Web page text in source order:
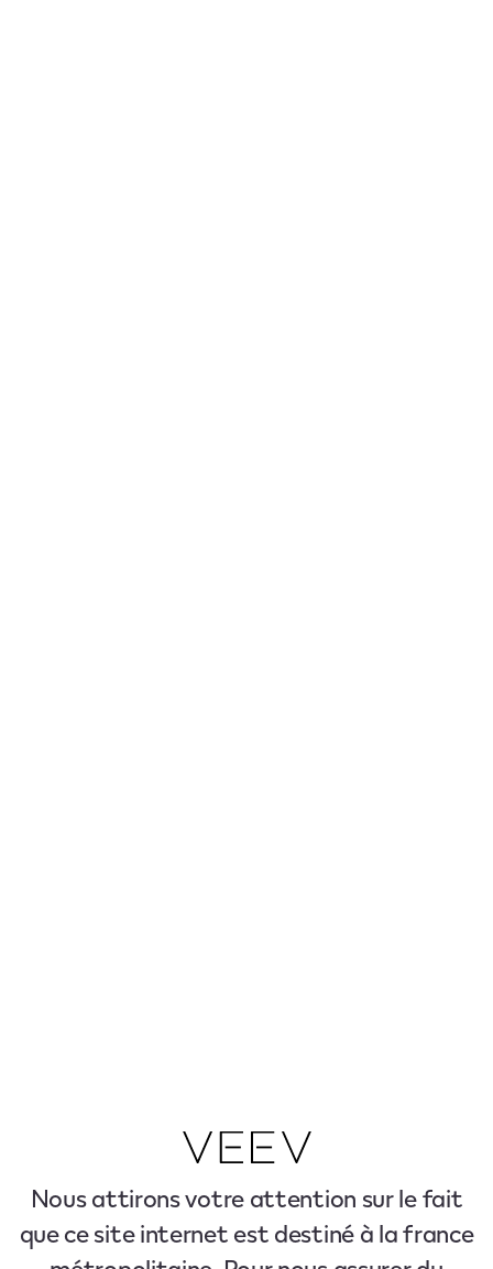
Nous attirons votre attention sur le fait
que ce site internet est destiné à la france